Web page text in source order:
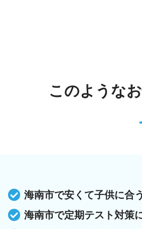
このような
海南市で安くて子供に合
海南市で定期テスト対策